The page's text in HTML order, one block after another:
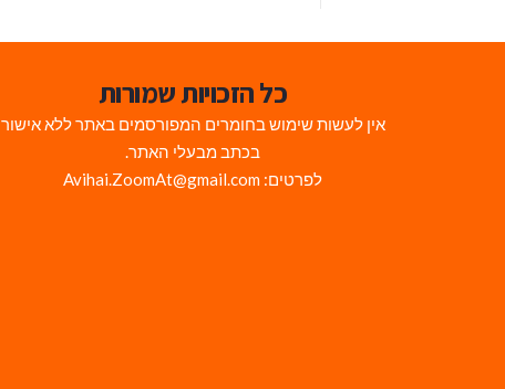
כל הזכויות שמורות
אין לעשות שימוש בחומרים המפורסמים באתר ללא אישור
בכתב מבעלי האתר.
לפרטים: Avihai.ZoomAt@gmail.com